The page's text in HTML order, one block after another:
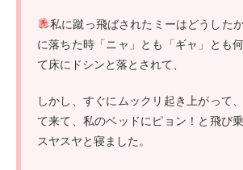
私に蹴っ飛ばされたミーはどうした
に落ちた時「ニャ」とも「ギャ」とも
て床にドシンと落とされて、
しかし、すぐにムックリ起き上がって
て来て、私のベッドにピョン！と飛び
スヤスヤと寝ました。